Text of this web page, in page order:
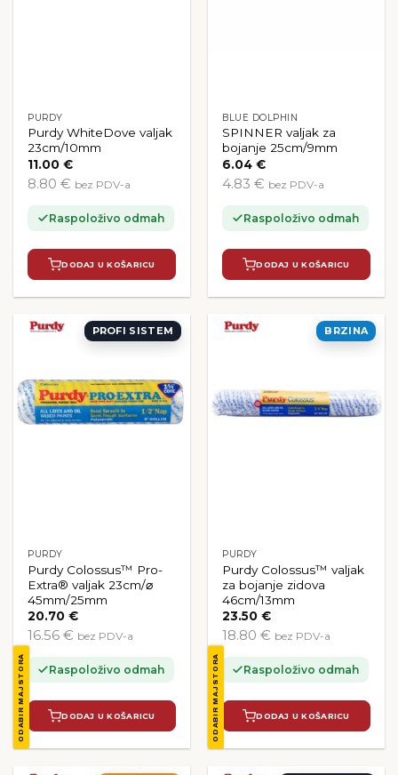
PURDY
Purdy WhiteDove valjak
23cm/10mm
11.00€
8.80 € bez PDV-a
Raspoloživo odmah
DODAJ U KOŠARICU
BLUE DOLPHIN
SPINNER valjak za
bojanje 25cm/9mm
6.04€
4.83 € bez PDV-a
Raspoloživo odmah
DODAJ U KOŠARICU
PROFI SISTEM
ODABIR MAJSTORA
PURDY
Purdy Colossus™ Pro-
Extra® valjak 23cm/⌀
45mm/25mm
20.70€
16.56 € bez PDV-a
Raspoloživo odmah
DODAJ U KOŠARICU
BRZINA
ODABIR MAJSTORA
PURDY
Purdy Colossus™ valjak
za bojanje zidova
46cm/13mm
23.50€
18.80 € bez PDV-a
Raspoloživo odmah
DODAJ U KOŠARICU